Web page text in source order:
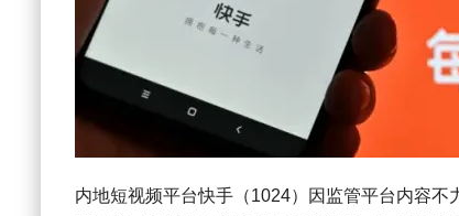
内地短视频平台快手（1024）因监管平台内容